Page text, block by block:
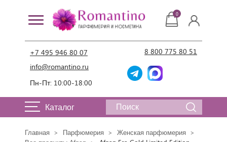
+7 495 946 80 07
info@romantino.ru
Пн-Пт: 10:00-18:00
8 800 775 80 51
0
Каталог
Главная Парфюмерия
Женская парфюмерия